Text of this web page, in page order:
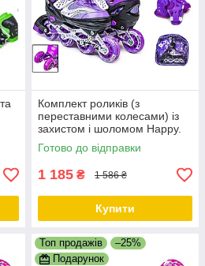
Комплект роликів (з
переставними колесами) із
захистом і шоломом Happy.
Фіолетовий комплект. Розмір
29-33
Готово до відправки
1 185 ₴ 1 586 ₴
Купити
Топ продажів
–25%
Подарунок